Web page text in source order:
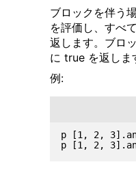
ブロックを伴う
を評価し、すべ
返します。ブロ
に true を返しま
例:
p [1, 2,